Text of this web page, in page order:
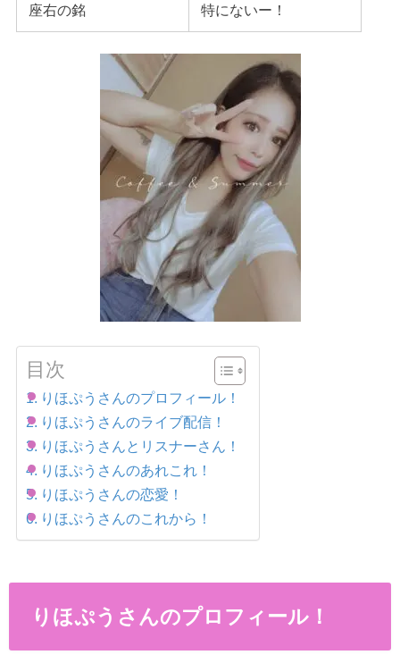
座右の銘 特にないー！
目次
りほぷうさんのプロフィール！
りほぷうさんのライブ配信！
りほぷうさんとリスナーさん！
りほぷうさんのあれこれ！
りほぷうさんの恋愛！
りほぷうさんのこれから！
りほぷうさんのプロフィール！